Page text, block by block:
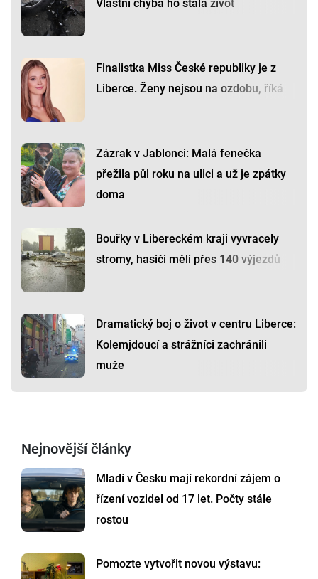
Vlastní chyba ho stála život
Finalistka Miss České republiky je z
Liberce. Ženy nejsou na ozdobu, říká
Zázrak v Jablonci: Malá fenečka
přežila půl roku na ulici a už je zpátky
doma
Bouřky v Libereckém kraji vyvracely
stromy, hasiči měli přes 140 výjezdů
Dramatický boj o život v centru Liberce:
Kolemjdoucí a strážníci zachránili
muže
Nejnovější články
Mladí v Česku mají rekordní zájem o
řízení vozidel od 17 let. Počty stále
rostou
Pomozte vytvořit novou výstavu: